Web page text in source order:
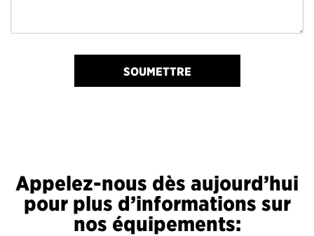
SOUMETTRE
Appelez-nous dès aujourd’hui
pour plus d’informations sur
nos équipements: